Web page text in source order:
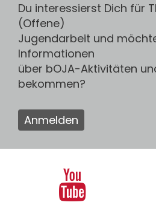
Du interessierst Dich für
(Offene)
Jugendarbeit und
Informationen
über bOJA-Aktivitäten
bekommen?
Anmelden